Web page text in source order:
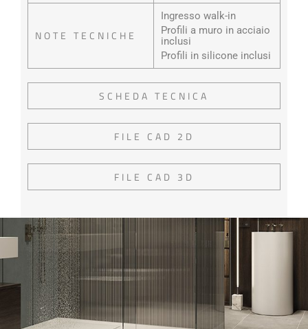
NOTE TECNICHE
Ingresso walk-in
Profili a muro in acciaio
inclusi
Profili in silicone inclusi
SCHEDA TECNICA
FILE CAD 2D
FILE CAD 3D